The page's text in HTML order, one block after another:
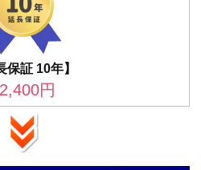
保証 10年】
円